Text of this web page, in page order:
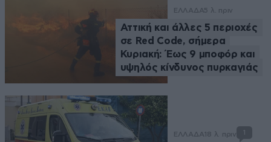
ΕΛΛΑΔΑ5 λ. πριν
Αττική και άλλες 5 περιοχές
σε Red Code, σήμερα
Κυριακή: Έως 9 μποφόρ και
υψηλός κίνδυνος πυρκαγιάς
ΕΛΛΑΔΑ 18 λ. πριν